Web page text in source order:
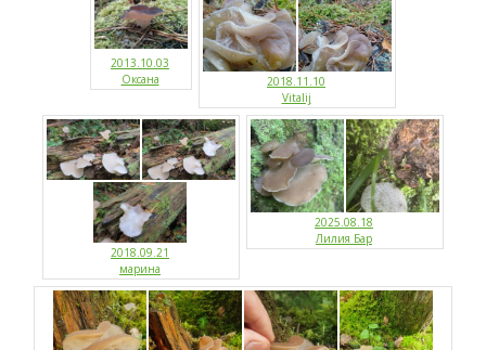
2013.10.03
Оксана
2018.11.10
Vitalij
2018.09.21
марина
2025.08.18
Лилия Бар